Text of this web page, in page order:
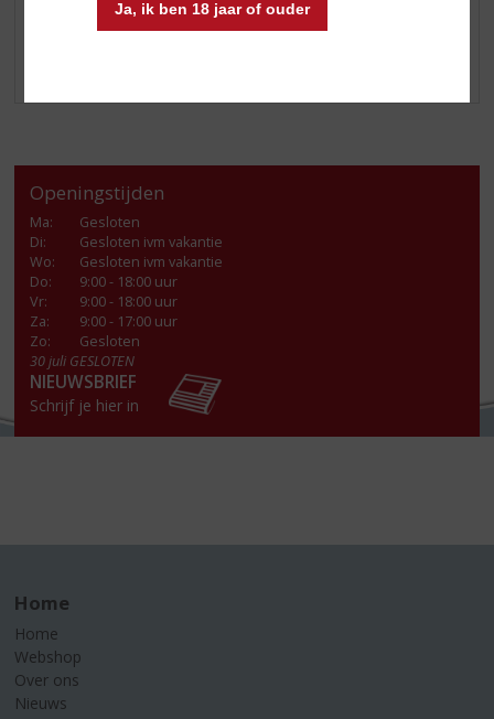
Ja, ik ben 18 jaar of ouder
ALCOHOLVRIJE DRANKEN
Openingstijden
Ma:
Gesloten
Di:
Gesloten ivm vakantie
Wo:
Gesloten ivm vakantie
Do:
9:00 - 18:00 uur
Vr:
9:00 - 18:00 uur
Za:
9:00 - 17:00 uur
Zo:
Gesloten
30 juli GESLOTEN
NIEUWSBRIEF
Schrijf je hier in
Home
Home
Webshop
Over ons
Nieuws